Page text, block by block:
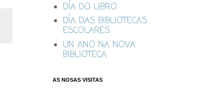
DÍA DO LIBRO
DÍA DAS BIBLIOTECAS
ESCOLARES
UN ANO NA NOVA
BIBLIOTECA
AS NOSAS VISITAS